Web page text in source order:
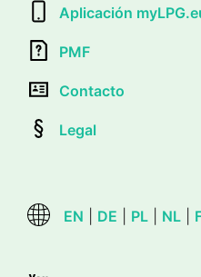
Aplicación
PMF
Contacto
Legal
EN DE PL NL